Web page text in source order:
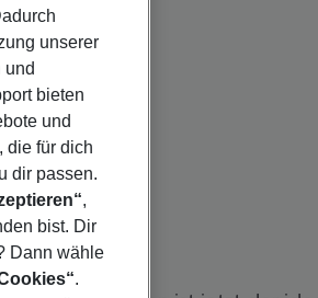
unserer
und
bieten
und
die für dich
dir passen.
,
bist. Dir
Dann wähle
.